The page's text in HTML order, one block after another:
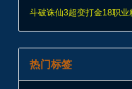
斗破诛仙3超变打金18职
热门标签